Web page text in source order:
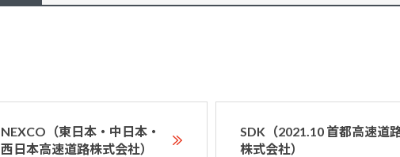
NEXCO（東日本・中日本・
西日本高速道路株式会社）
SDK（2021.10 首都高速道
株式会社）